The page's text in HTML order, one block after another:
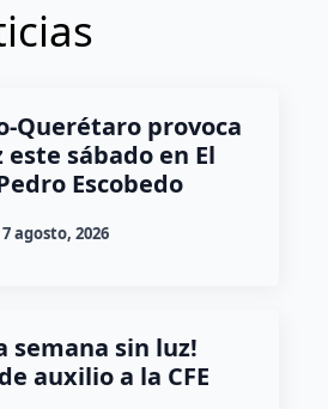
Querétaro provoca
sábado en El
Escobedo
7 agosto, 2026
semana sin luz!
auxilio a la CFE